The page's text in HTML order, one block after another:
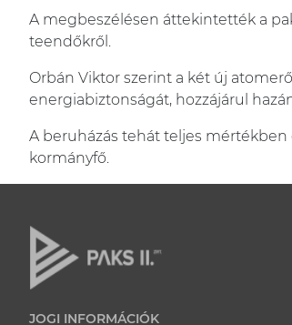
A megbeszélésen áttekintették a
teendőkről.
Orbán Viktor szerint a két új
energiabiztonságát, hozzájárul
A beruházás tehát teljes mértékben
kormányfő.
JOGI INFORMÁCIÓK